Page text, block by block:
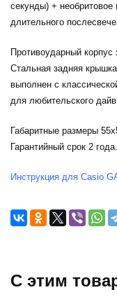
секунды) + необритовое
длительного
Противоударный
Стальная задняя
выполнен с
для любительского
Габаритные размеры
Гарантийный срок 2 года.
Инструкция для Casio
C этим